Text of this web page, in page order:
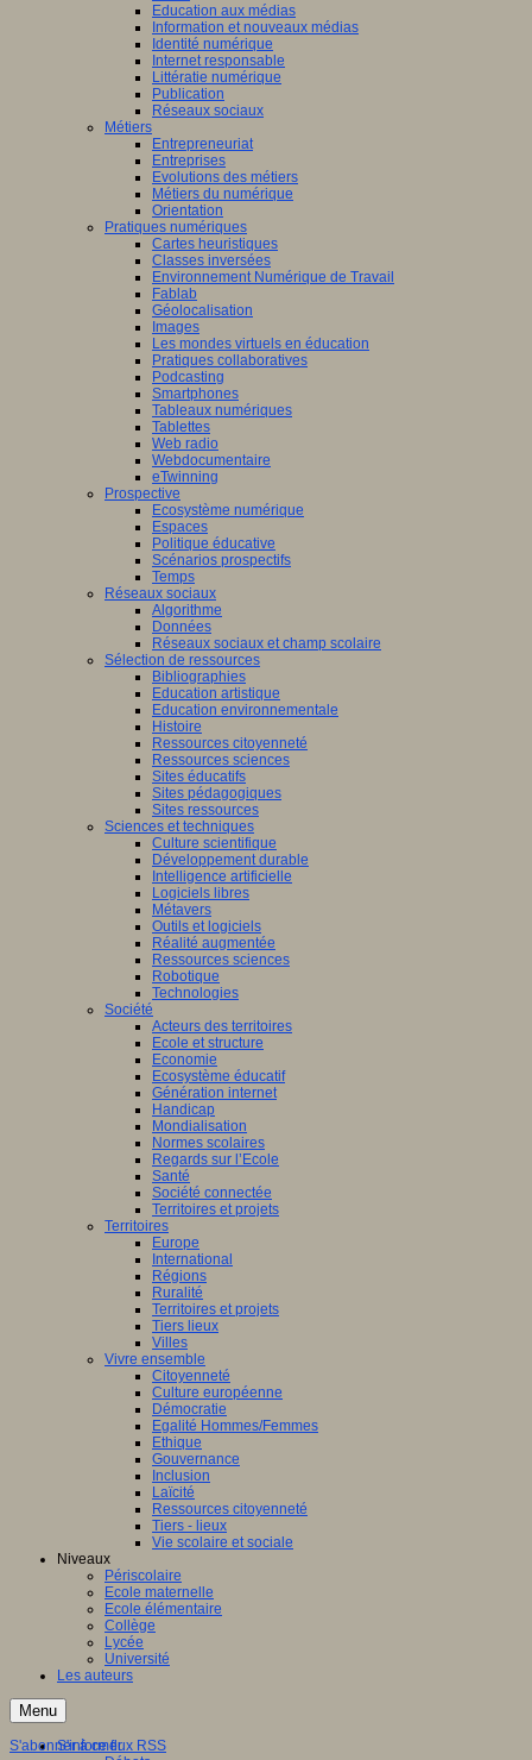
Education aux médias
Information et nouveaux médias
Identité numérique
Internet responsable
Littératie numérique
Publication
Réseaux sociaux
Métiers
Entrepreneuriat
Entreprises
Evolutions des métiers
Métiers du numérique
Orientation
Pratiques numériques
Cartes heuristiques
Classes inversées
Environnement Numérique de Travail
Fablab
Géolocalisation
Images
Les mondes virtuels en éducation
Pratiques collaboratives
Podcasting
Smartphones
Tableaux numériques
Tablettes
Web radio
Webdocumentaire
eTwinning
Prospective
Ecosystème numérique
Espaces
Politique éducative
Scénarios prospectifs
Temps
Réseaux sociaux
Algorithme
Données
Réseaux sociaux et champ scolaire
Sélection de ressources
Bibliographies
Education artistique
Education environnementale
Histoire
Ressources citoyenneté
Ressources sciences
Sites éducatifs
Sites pédagogiques
Sites ressources
Sciences et techniques
Culture scientifique
Développement durable
Intelligence artificielle
Logiciels libres
Métavers
Outils et logiciels
Réalité augmentée
Ressources sciences
Robotique
Technologies
Société
Acteurs des territoires
Ecole et structure
Economie
Ecosystème éducatif
Génération internet
Handicap
Mondialisation
Normes scolaires
Regards sur l’Ecole
Santé
Société connectée
Territoires et projets
Territoires
Europe
International
Régions
Ruralité
Territoires et projets
Tiers lieux
Villes
Vivre ensemble
Citoyenneté
Culture européenne
Démocratie
Egalité Hommes/Femmes
Ethique
Gouvernance
Inclusion
Laïcité
Ressources citoyenneté
Tiers - lieux
Vie scolaire et sociale
Niveaux
Périscolaire
Ecole maternelle
Ecole élémentaire
Collège
Lycée
Université
Les auteurs
Menu
S'informer
S'abonner à ce flux RSS